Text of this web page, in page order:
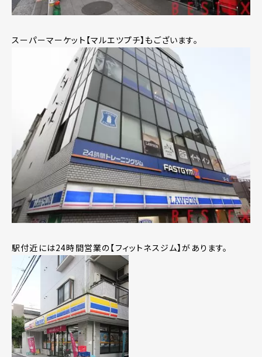
スーパーマーケット【マルエツプチ】もございます。
駅付近には24時間営業の【フィットネスジム】があります。